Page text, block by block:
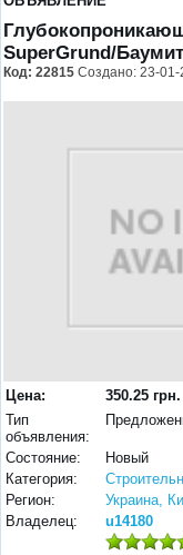
SuperGrund/
Код: 22815 Создано: 23-01-
Цена:
350.25 грн.
Тип
объявления:
Состояние:
Новый
Категория:
Регион:
Украина,
Владелец:
u14180